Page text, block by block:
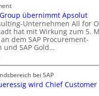
übernimmt Apsolut
Unternehmen All for
hat mit Wirkung zum 5.
dem SAP Procurement-
und SAP Gold…
bei SAP
wird Chief Customer